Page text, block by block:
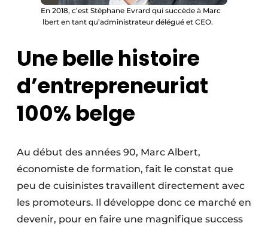
En 2018, c’est Stéphane Evrard qui succède à Marc
lbert en tant qu’administrateur délégué et CEO.
Une belle histoire
d’entrepreneuriat
100% belge
Au début des années 90, Marc Albert,
économiste de formation, fait le constat que
peu de cuisinistes travaillent directement avec
les promoteurs. Il développe donc ce marché en
devenir, pour en faire une magnifique success